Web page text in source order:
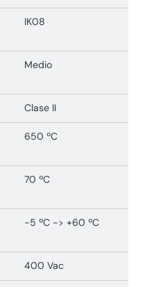
IK08
Medio
Clase II
650 ºC
70 ºC
-5 ºC -> +60 ºC
400 Vac